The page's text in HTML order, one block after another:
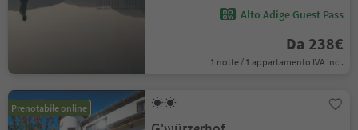
Alto Adige Guest Pass
Da 238€
1 notte / 1 appartamento IVA incl.
Prenotabile online